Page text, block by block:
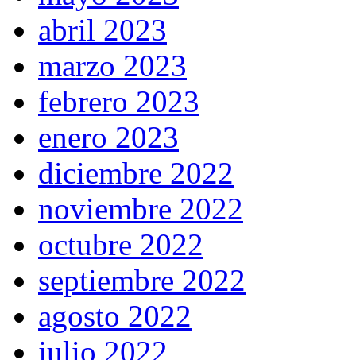
abril 2023
marzo 2023
febrero 2023
enero 2023
diciembre 2022
noviembre 2022
octubre 2022
septiembre 2022
agosto 2022
julio 2022